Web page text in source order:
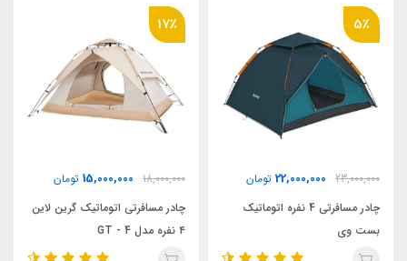
5٪
23,000,000
22,000,000 تومان
چادر مسافرتی 4 نفره اتوماتیک
بست وی
17٪
18,000,000
15,000,000 تومان
چادر مسافرتی اتوماتیک گرین لاین
۴ نفره مدل GT - 4